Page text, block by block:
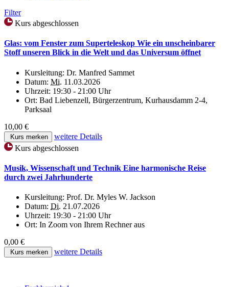
Filter
Kurs abgeschlossen
Glas: vom Fenster zum Superteleskop Wie ein unscheinbarer
Stoff unseren Blick in die Welt und das Universum öffnet
Kursleitung: Dr. Manfred Sammet
Datum: Mi. 11.03.2026
Uhrzeit: 19:30 - 21:00 Uhr
Ort: Bad Liebenzell, Bürgerzentrum, Kurhausdamm 2-4,
Parksaal
10,00 €
Kurs merken
weitere Details
Kurs abgeschlossen
Musik, Wissenschaft und Technik Eine harmonische Reise
durch zwei Jahrhunderte
Kursleitung: Prof. Dr. Myles W. Jackson
Datum: Di. 21.07.2026
Uhrzeit: 19:30 - 21:00 Uhr
Ort: In Zoom von Ihrem Rechner aus
0,00 €
Kurs merken weitere Details